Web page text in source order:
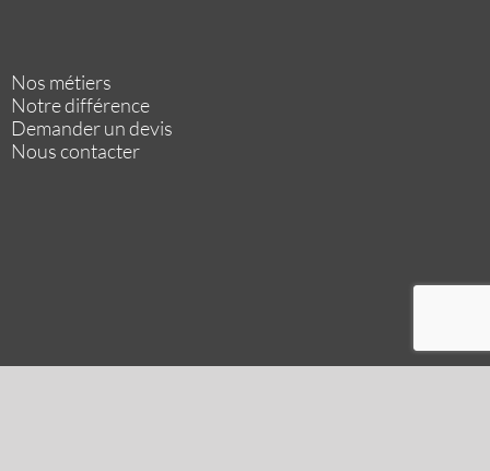
Nos métiers
Notre différence
Demander un devis
Nous contacter